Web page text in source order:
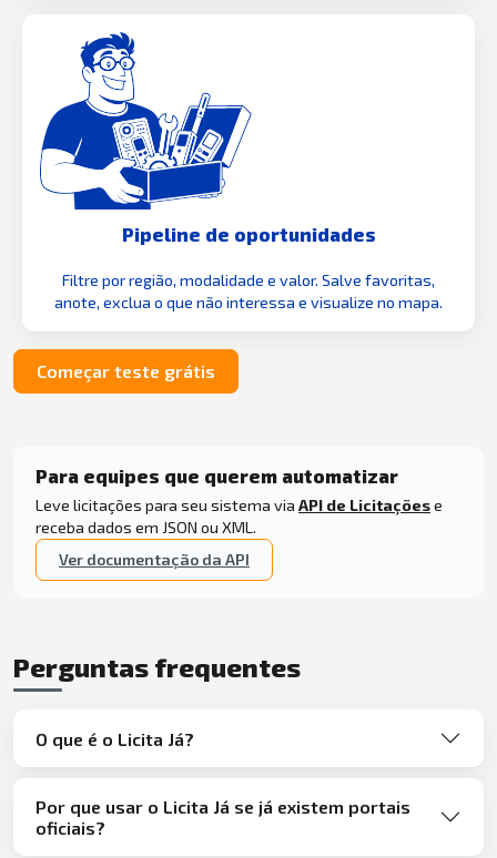
Pipeline de oportunidades
Filtre por região, modalidade e valor. Salve favoritas,
anote, exclua o que não interessa e visualize no mapa.
Começar teste grátis
Para equipes que querem automatizar
Leve licitações para seu sistema via API de Licitaçõese
receba dados em JSON ou XML.
Ver documentação da API
Perguntas frequentes
O que é o Licita Já?
Por que usar o Licita Já se já existem portais
oficiais?